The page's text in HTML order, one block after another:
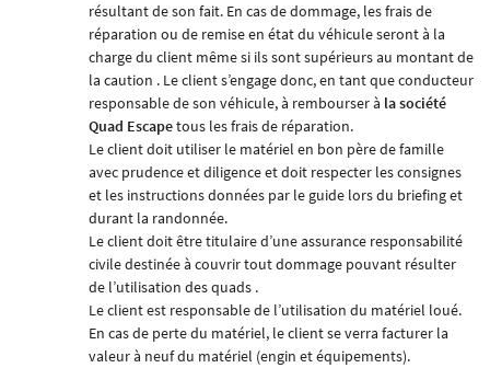
résultant de son fait. En cas de dommage, les frais de
réparation ou de remise en état du véhicule seront à la
charge du client même si ils sont supérieurs au montant de
la caution . Le client s’engage donc, en tant que conducteur
responsable de son véhicule, à rembourser à la société
Quad Escapetous les frais de réparation.
Le client doit utiliser le matériel en bon père de famille
avec prudence et diligence et doit respecter les consignes
et les instructions données par le guide lors du briefing et
durant la randonnée.
Le client doit être titulaire d’une assurance responsabilité
civile destinée à couvrir tout dommage pouvant résulter
de l’utilisation des quads .
Le client est responsable de l’utilisation du matériel loué.
En cas de perte du matériel, le client se verra facturer la
valeur à neuf du matériel (engin et équipements).